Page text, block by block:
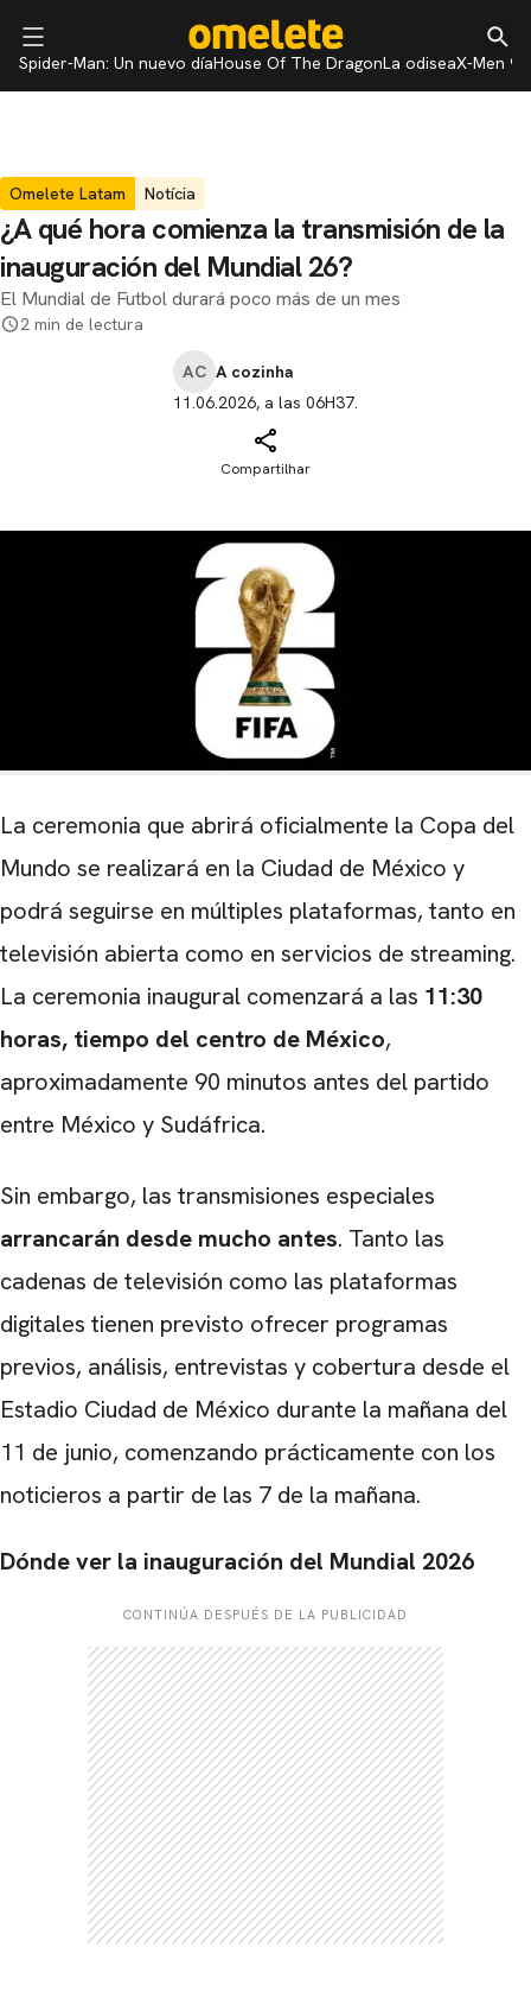
Spider-Man: Un nuevo díaHouse Of The DragonLa odiseaX-Men 97
Omelete Latam Notícia
¿A qué hora comienza la transmisión de la
inauguración del Mundial 26?
El Mundial de Futbol durará poco más de un mes
2 min de lectura
AC A cozinha
11.06.2026, a las 06H37.
Compartilhar
La ceremonia que abrirá oficialmente la Copa del
Mundo se realizará en la Ciudad de México y
podrá seguirse en múltiples plataformas, tanto en
televisión abierta como en servicios de streaming.
La ceremonia inaugural comenzará a las 11:30
horas, tiempo del centro de México,
aproximadamente 90 minutos antes del partido
entre México y Sudáfrica.
Sin embargo, las transmisiones especiales
arrancarán desde mucho antes. Tanto las
cadenas de televisión como las plataformas
digitales tienen previsto ofrecer programas
previos, análisis, entrevistas y cobertura desde el
Estadio Ciudad de México durante la mañana del
11 de junio, comenzando prácticamente con los
noticieros a partir de las 7 de la mañana.
Dónde ver la inauguración del Mundial 2026
CONTINÚA DESPUÉS DE LA PUBLICIDAD